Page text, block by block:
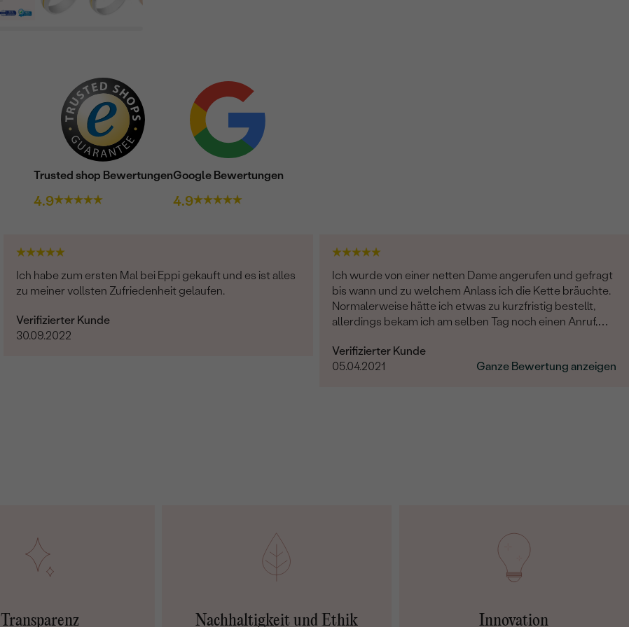
TYP:
ANZAHL:
KARATGEWICHT:
Trusted shop Bewertungen
4.9
Google Bewertungen
4.9
Ich habe zum ersten Mal bei Eppi gekauft und es ist alles
zu meiner vollsten Zufriedenheit gelaufen.
Verifizierter Kunde
30.09.2022
Ich wurde von einer netten Dame angerufen und gefragt
bis wann und zu welchem Anlass ich die Kette bräuchte.
Normalerweise hätte ich etwas zu kurzfristig bestellt,
allerdings bekam ich am selben Tag noch einen Anruf,
Lieferung war superschnell. Man wird hervorragend
betreut. Vielen Dank
Verifizierter Kunde
05.04.2021
Ganze Bewertung anzeigen
Transparenz Nachhaltigkeit und Ethik Innovation